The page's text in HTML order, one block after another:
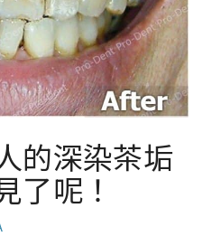
的深染茶垢
了呢！